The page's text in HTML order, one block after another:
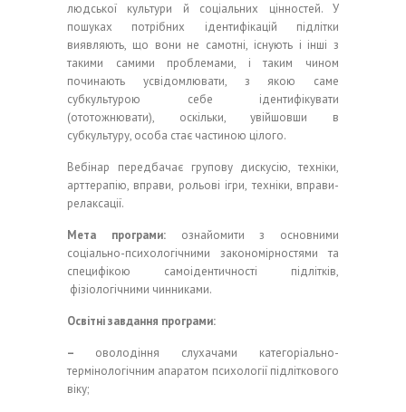
людської культури й соціальних цінностей. У
пошуках потрібних ідентифікацій підлітки
виявляють, що вони не самотні, існують і інші з
такими самими проблемами, і таким чином
починають усвідомлювати, з якою саме
субкультурою себе ідентифікувати
(ототожнювати), оскільки, увійшовши в
субкультуру, особа стає частиною цілого.
Вебінар передбачає групову дискусію, техніки,
арттерапію, вправи, рольові ігри, техніки, вправи-
релаксації.
Мета програми:ознайомити з основними
соціально-психологічними закономірностями та
специфікою самоідентичності підлітків,
фізіологічними чинниками.
Освітні завдання програми:
– оволодіння слухачами категоріально-
термінологічним апаратом психології підліткового
віку;